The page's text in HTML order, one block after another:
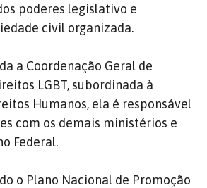
poderes legislativo e
civil organizada.
a Coordenação Geral de
LGBT, subordinada à
Humanos, ela é responsável
com os demais ministérios e
Federal.
o Plano Nacional de Promoção